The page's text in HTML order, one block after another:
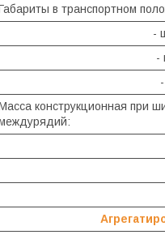
в транспортном
-
-
конструкционная при